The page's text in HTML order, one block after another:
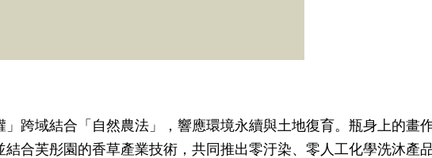
跨域結合「自然農法」，響應環境永續與土地復育。瓶身上的畫
合芙彤園的香草產業技術，共同推出零汙染、零人工化學洗沐產